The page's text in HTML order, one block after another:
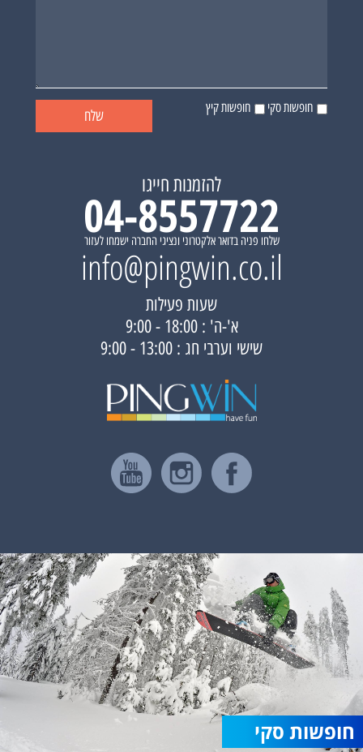
חופשות סקי חופשות קיץ
להזמנות חייגו
04-8557722
שלחו פניה בדואר אלקטרוני ונציגי החברה ישמחו לעזור
info@pingwin.co.il
שעות פעילות
א'-ה' : 18:00 - 9:00
שישי וערבי חג : 13:00 - 9:00
חופשות סקי